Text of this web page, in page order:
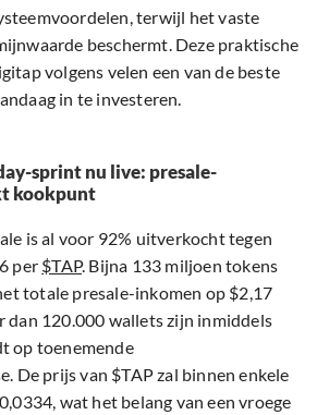
is al voor 92% uitverkocht tegen
per$TAP. Bijna 133 miljoen tokens
totale presale-inkomen op $2,17
120.000 wallets zijn inmiddels
De prijs van $TAP zal binnen enkele
wat het belang van een vroege